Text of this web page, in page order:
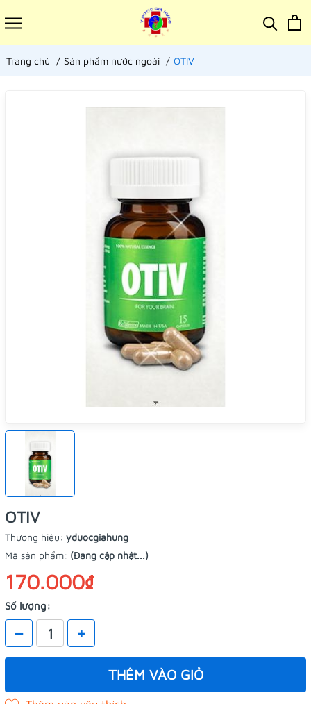
Trang chủ Sản phẩm nước ngoài OTIV
OTIV
Thương hiệu: yduocgiahung
Mã sản phẩm: (Đang cập nhật...)
170.000₫
Số lượng:
– +
THÊM VÀO GIỎ